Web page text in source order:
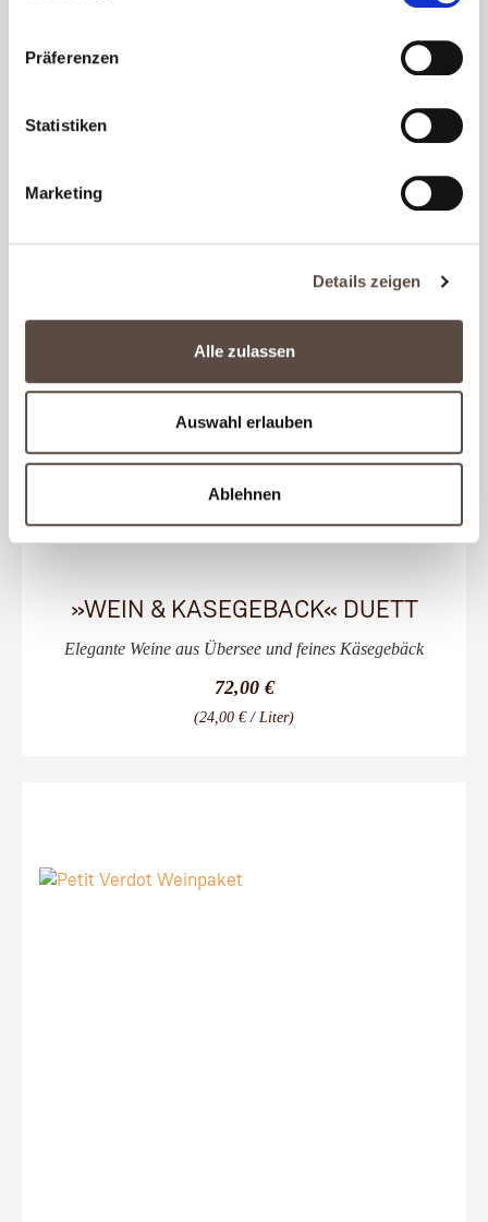
Präferenzen
Statistiken
Marketing
Details zeigen
Alle zulassen
Auswahl erlauben
Ablehnen
Produktgalerie überspringen
»WEIN & KÄSEGEBÄCK« DUETT
Elegante Weine aus Übersee und feines Käsegebäck
72,00 €
(24,00 € / Liter)